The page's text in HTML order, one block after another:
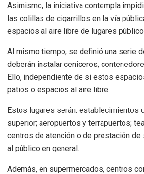
Asimismo, la iniciativa contempla
las colillas de cigarrillos en la vía
espacios al aire libre de lugares
Al mismo tiempo, se definió una serie
deberán instalar ceniceros,
Ello, independiente de si estos
patios o espacios al aire libre.
Estos lugares serán: establecimientos
superior; aeropuertos y terrapuertos;
centros de atención o de prestación
al público en general.
Además, en supermercados, centros